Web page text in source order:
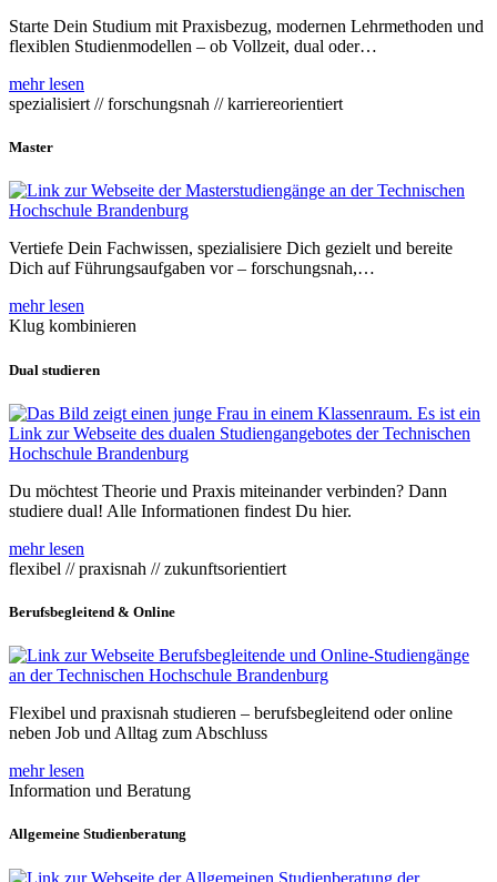
Starte Dein Studium mit Praxisbezug, modernen Lehrmethoden und
flexiblen Studienmodellen – ob Vollzeit, dual oder…
mehr lesen
spezialisiert // forschungsnah // karriereorientiert
Master
Vertiefe Dein Fachwissen, spezialisiere Dich gezielt und bereite
Dich auf Führungsaufgaben vor – forschungsnah,…
mehr lesen
Klug kombinieren
Dual studieren
Du möchtest Theorie und Praxis miteinander verbinden? Dann
studiere dual! Alle Informationen findest Du hier.
mehr lesen
flexibel // praxisnah // zukunftsorientiert
Berufsbegleitend & Online
Flexibel und praxisnah studieren – berufsbegleitend oder online
neben Job und Alltag zum Abschluss
mehr lesen
Information und Beratung
Allgemeine Studienberatung